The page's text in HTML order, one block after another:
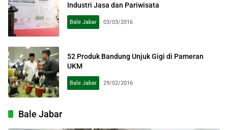
Industri Jasa dan Pariwisata
Bale Jabar 03/03/2016
52 Produk Bandung Unjuk Gigi di Pameran
UKM
Bale Jabar 29/02/2016
Bale Jabar